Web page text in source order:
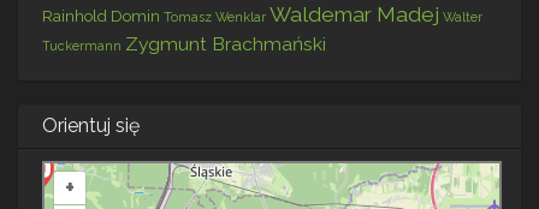
Rainhold Domin Tomasz Wenklar Waldemar Madej Walter
Tuckermann Zygmunt Brachmański
Orientuj się
+